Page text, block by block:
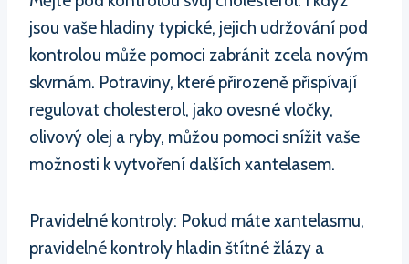
jsou vaše hladiny typické, jejich udržování pod
kontrolou může pomoci zabránit zcela novým
skvrnám. Potraviny, které přirozeně přispívají
regulovat cholesterol, jako ovesné vločky,
olivový olej a ryby, můžou pomoci snížit vaše
možnosti k vytvoření dalších xantelasem.
Pravidelné kontroly: Pokud máte xantelasmu,
pravidelné kontroly hladin štítné žlázy a